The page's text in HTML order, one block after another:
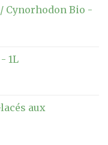
Cynorhodon Bio -
1L
aux